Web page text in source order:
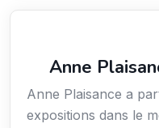
Anne
Anne Plaisance a
expositions dans le